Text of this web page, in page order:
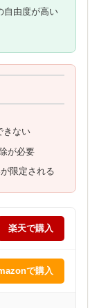
自由度が高い
きない
が必要
限定される
楽天で購入
で購入